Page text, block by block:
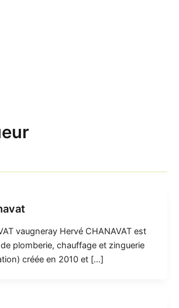
vaugneray Hervé CHANAVAT est
plomberie, chauffage et zinguerie
créée en 2010 et […]